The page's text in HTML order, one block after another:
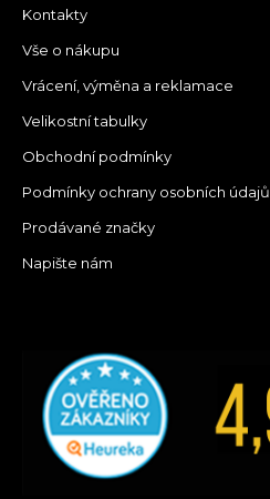
Kontakty
Vše o nákupu
Vrácení, výměna a reklamace
Velikostní tabulky
Obchodní podmínky
Podmínky ochrany osobních údajů
Prodávané značky
Napište nám